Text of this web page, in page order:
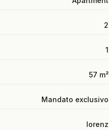
2
1
57 m²
Mandato exclusivo
lorenz